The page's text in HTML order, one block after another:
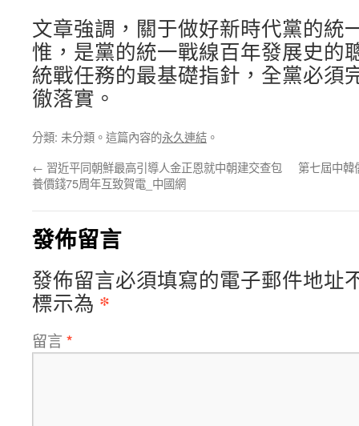
文章強調，關于做好新時代黨的統
惟，是黨的統一戰線百年發展史的
統戰任務的最基礎指針，全黨必須
徹落實。
分類: 未分類。這篇內容的永久連結 。
← 習近平同朝鮮最高引導人金正恩就中朝建交查包
養價錢75周年互致賀電_中國網
第七屆中韓
發佈留言
發佈留言必須填寫的電子郵件地址
標示為 *
留言 *